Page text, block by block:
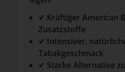
✔ Kräftiger American
Zusatzstoffe
✔ Intensiver,
Tabakgeschmack
✔ Starke Alternative